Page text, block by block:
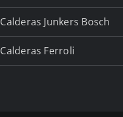
Calderas Junkers Bosch
Calderas Ferroli